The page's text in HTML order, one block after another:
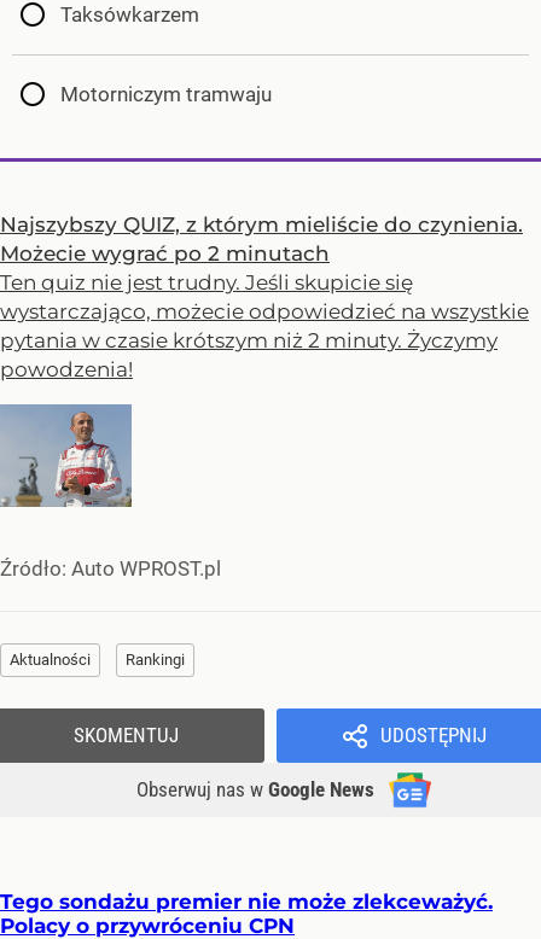
Taksówkarzem
Motorniczym tramwaju
Najszybszy QUIZ, z którym mieliście do czynienia.
Możecie wygrać po 2 minutach
Ten quiz nie jest trudny. Jeśli skupicie się
wystarczająco, możecie odpowiedzieć na wszystkie
pytania w czasie krótszym niż 2 minuty. Życzymy
powodzenia!
Źródło: Auto WPROST.pl
Aktualności Rankingi
UDOSTĘPNIJ
Obserwuj nas w Google News
SKOMENTUJ
Tego sondażu premier nie może zlekceważyć.
Polacy o przywróceniu CPN